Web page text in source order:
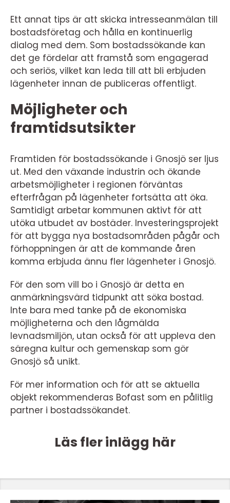
Ett annat tips är att skicka intresseanmälan till
bostadsföretag och hålla en kontinuerlig
dialog med dem. Som bostadssökande kan
det ge fördelar att framstå som engagerad
och seriös, vilket kan leda till att bli erbjuden
lägenheter innan de publiceras offentligt.
Möjligheter och
framtidsutsikter
Framtiden för bostadssökande i Gnosjö ser ljus
ut. Med den växande industrin och ökande
arbetsmöjligheter i regionen förväntas
efterfrågan på lägenheter fortsätta att öka.
Samtidigt arbetar kommunen aktivt för att
utöka utbudet av bostäder. Investeringsprojekt
för att bygga nya bostadsområden pågår och
förhoppningen är att de kommande åren
komma erbjuda ännu fler lägenheter i Gnosjö.
För den som vill bo i Gnosjö är detta en
anmärkningsvärd tidpunkt att söka bostad.
Inte bara med tanke på de ekonomiska
möjligheterna och den lågmälda
levnadsmiljön, utan också för att uppleva den
säregna kultur och gemenskap som gör
Gnosjö så unikt.
För mer information och för att se aktuella
objekt rekommenderas Bofast som en pålitlig
partner i bostadssökandet.
Läs fler inlägg här